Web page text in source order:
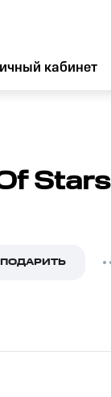
кабинет
Stars
ПОДАРИТЬ